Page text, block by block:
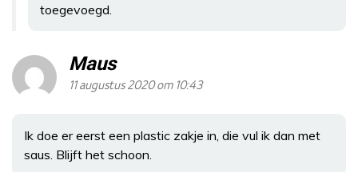
toegevoegd.
Maus
11 augustus 2020 om 10:43
Ik doe er eerst een plastic zakje in, die vul ik dan met
saus. Blijft het schoon.